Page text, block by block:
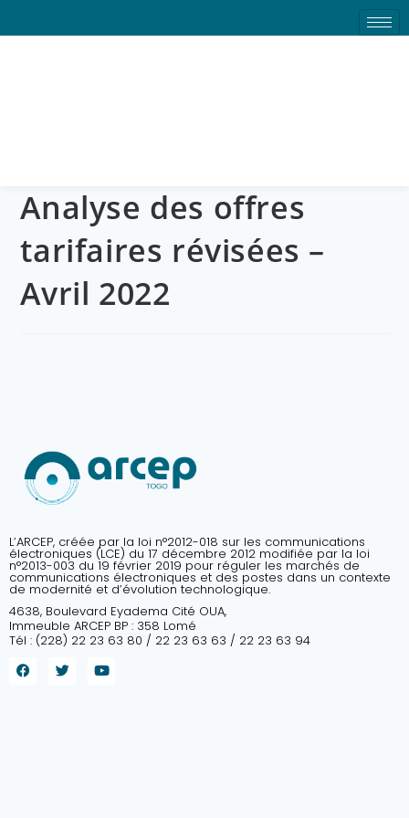
Analyse des offres
tarifaires révisées –
Avril 2022
L’ARCEP, créée par la loi n°2012-018 sur les communications
électroniques (LCE) du 17 décembre 2012 modifiée par la loi
n°2013-003 du 19 février 2019 pour réguler les marchés de
communications électroniques et des postes dans un contexte
de modernité et d’évolution technologique.
4638, Boulevard Eyadema Cité OUA,
Immeuble ARCEP BP : 358 Lomé
Tél : (228) 22 23 63 80 / 22 23 63 63 / 22 23 63 94